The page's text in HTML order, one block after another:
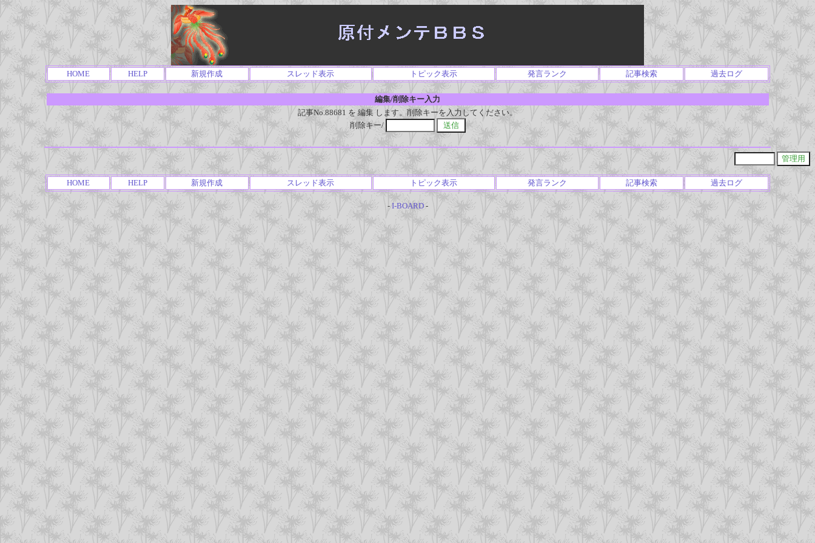
HOME HELP 新規作成 スレッド表示 トピック表示 発言ランク 記事検索 過去ログ
編集/削除キー入力
記事No.88681 を 編集 します。削除キーを入力してください。
削除キー/
HOME HELP 新規作成 スレッド表示 トピック表示 発言ランク 記事検索 過去ログ
- I-BOARD-